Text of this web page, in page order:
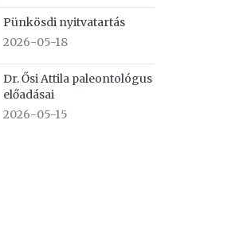
Pünkösdi nyitvatartás
2026-05-18
Dr. Ősi Attila paleontológus
előadásai
2026-05-15